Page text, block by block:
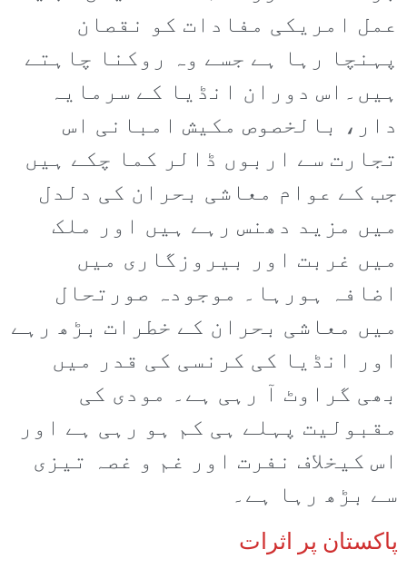
عمل امریکی مفادات کو نقصان
پہنچا رہا ہے جسے وہ روکنا چاہتے
ہیں۔اس دوران انڈیا کے سرمایہ
دار، بالخصوص مکیش امبانی اس
تجارت سے اربوں ڈالر کما چکے ہیں
جب کے عوام معاشی بحران کی دلدل
میں مزید دھنس رہے ہیں اور ملک
میں غربت اور بیروزگاری میں
اضافہ ہورہا۔ موجودہ صورتحال
میں معاشی بحران کے خطرات بڑھ رہے
اور انڈیا کی کرنسی کی قدر میں
بھی گراوٹ آ رہی ہے۔ مودی کی
مقبولیت پہلے ہی کم ہو رہی ہے اور
اس کیخلاف نفرت اور غم و غصہ تیزی
سے بڑھ رہا ہے۔
پاکستان پر اثرات